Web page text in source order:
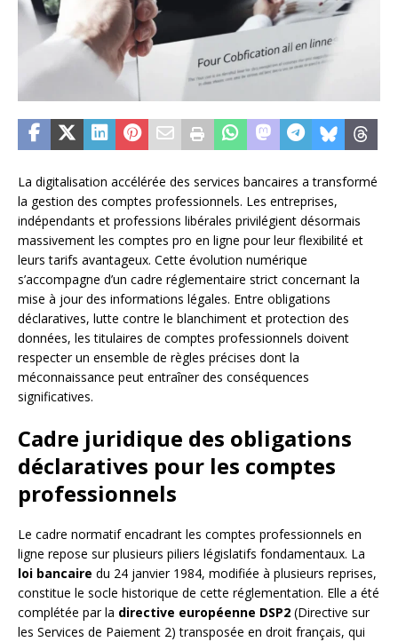
La digitalisation accélérée des services bancaires a transformé
la gestion des comptes professionnels. Les entreprises,
indépendants et professions libérales privilégient désormais
massivement les comptes pro en ligne pour leur flexibilité et
leurs tarifs avantageux. Cette évolution numérique
s’accompagne d’un cadre réglementaire strict concernant la
mise à jour des informations légales. Entre obligations
déclaratives, lutte contre le blanchiment et protection des
données, les titulaires de comptes professionnels doivent
respecter un ensemble de règles précises dont la
méconnaissance peut entraîner des conséquences
significatives.
Cadre juridique des obligations
déclaratives pour les comptes
professionnels
Le cadre normatif encadrant les comptes professionnels en
ligne repose sur plusieurs piliers législatifs fondamentaux. La
loi bancaire du 24 janvier 1984, modifiée à plusieurs reprises,
constitue le socle historique de cette réglementation. Elle a été
complétée par la directive européenne DSP2 (Directive sur
les Services de Paiement 2) transposée en droit français, qui